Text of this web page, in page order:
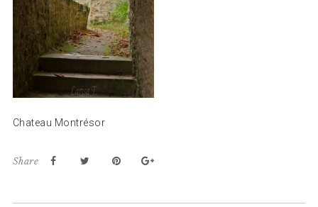
Chateau Montrésor
Share